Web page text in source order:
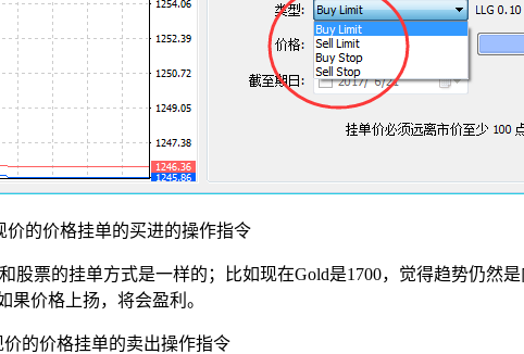
价的价格挂单的买进的操作指令
股票的挂单方式是一样的；比如现在Gold是1700，觉得趋势仍然
果价格上扬，将会盈利。
的价格挂单的卖出操作指令